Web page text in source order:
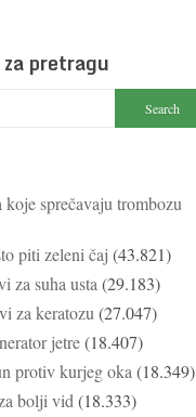
pretragu
sprečavaju trombozu
piti zeleni čaj (43.821)
za suha usta (29.183)
za keratozu (27.047)
jetre(18.407)
protiv kurjeg oka (18.349)
bolji vid (18.333)